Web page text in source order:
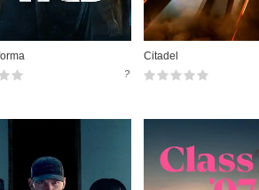
?
Citadel